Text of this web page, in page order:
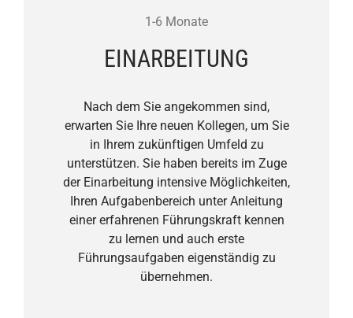
1-6 Monate
EINARBEITUNG
Nach dem Sie angekommen sind,
erwarten Sie Ihre neuen Kollegen, um Sie
in Ihrem zukünftigen Umfeld zu
unterstützen. Sie haben bereits im Zuge
der Einarbeitung intensive Möglichkeiten,
Ihren Aufgabenbereich unter Anleitung
einer erfahrenen Führungskraft kennen
zu lernen und auch erste
Führungsaufgaben eigenständig zu
übernehmen.